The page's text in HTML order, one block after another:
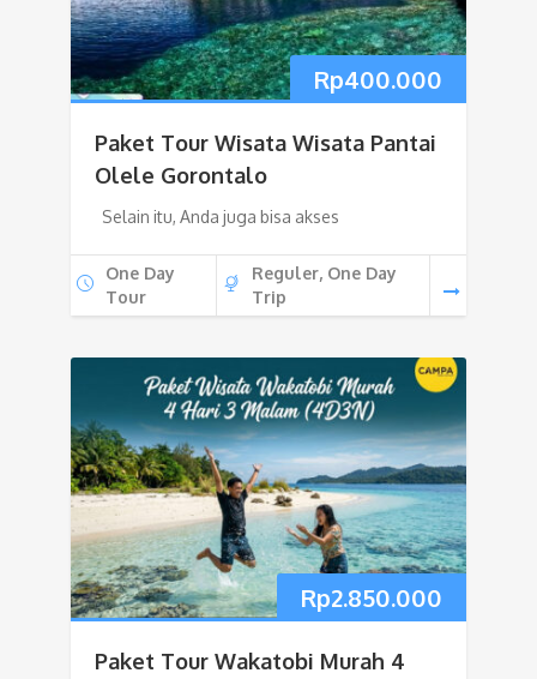
Rp400.000
Paket Tour Wisata Wisata Pantai
Olele Gorontalo
Selain itu, Anda juga bisa akses
One Day
Tour
Reguler, One Day
Trip
Rp2.850.000
Paket Tour Wakatobi Murah 4